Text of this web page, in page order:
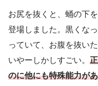
お尻を抜くと、蛹の下
登場しました。黒くな
っていて、お腹を抜い
いやーしかしすごい。
のに他にも特殊能力が